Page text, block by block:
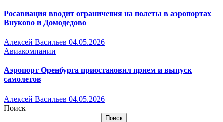
Росавиация вводит ограничения на полеты в аэропортах
Внуково и Домодедово
Алексей Васильев 04.05.2026
Авиакомпании
Аэропорт Оренбурга приостановил прием и выпуск
самолетов
Алексей Васильев 04.05.2026
Поиск
Поиск